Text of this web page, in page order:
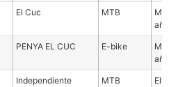
El Cuc MTB
PENYA EL CUC E-bike
Independiente MTB